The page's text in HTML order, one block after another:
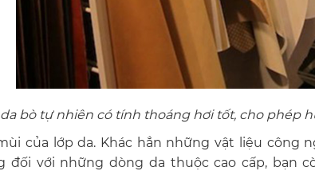
bò tự nhiên có tính thoáng hơi tốt, cho phép
của lớp da. Khác hẳn những vật liệu công
đối với những dòng da thuộc cao cấp,